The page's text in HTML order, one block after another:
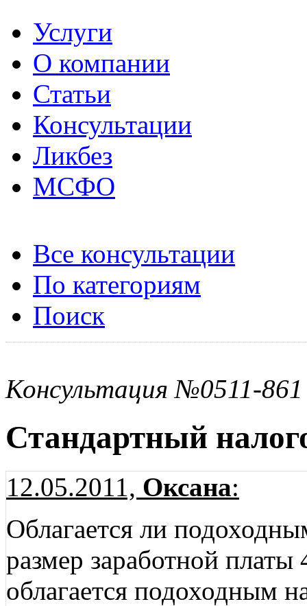
Услуги
О компании
Статьи
Консультации
Ликбез
МСФО
Все консультации
По категориям
Поиск
Консультация №0511-861
Стандартный
12.05.2011, Оксана:
Облагается ли
размер заработной
облагается подоходным